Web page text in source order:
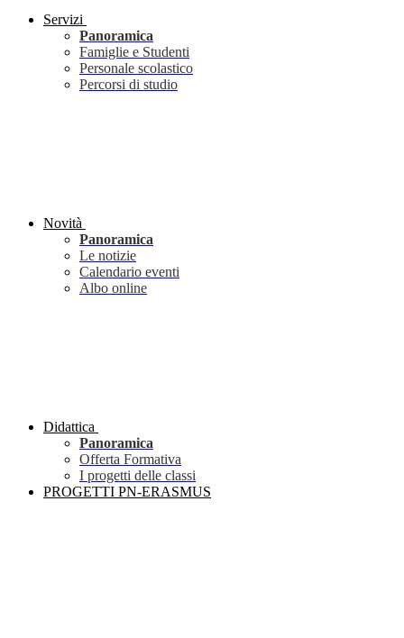
Servizi
Panoramica
Famiglie e Studenti
Personale scolastico
Percorsi di studio
Novità
Panoramica
Le notizie
Calendario eventi
Albo online
Didattica
Panoramica
Offerta Formativa
I progetti delle classi
PROGETTI PN-ERASMUS